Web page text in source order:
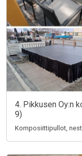
4. Pikkusen Oy:n
9)
Komposiittipullot,